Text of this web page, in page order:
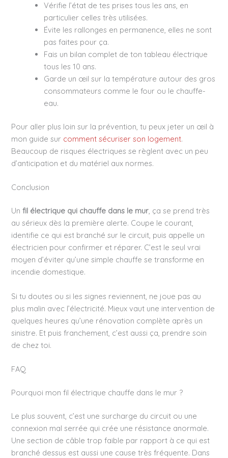
Vérifie l’état de tes prises tous les ans, en
particulier celles très utilisées.
Évite les rallonges en permanence, elles ne sont
pas faites pour ça.
Fais un bilan complet de ton tableau électrique
tous les 10 ans.
Garde un œil sur la température autour des gros
consommateurs comme le four ou le chauffe-
eau.
Pour aller plus loin sur la prévention, tu peux jeter un œil à
mon guide sur comment sécuriser son logement.
Beaucoup de risques électriques se règlent avec un peu
d’anticipation et du matériel aux normes.
Conclusion
Unfil électrique qui chauffe dans le mur, ça se prend très
au sérieux dès la première alerte. Coupe le courant,
identifie ce qui est branché sur le circuit, puis appelle un
électricien pour confirmer et réparer. C’est le seul vrai
moyen d’éviter qu’une simple chauffe se transforme en
incendie domestique.
Si tu doutes ou si les signes reviennent, ne joue pas au
plus malin avec l’électricité. Mieux vaut une intervention de
quelques heures qu’une rénovation complète après un
sinistre. Et puis franchement, c’est aussi ça, prendre soin
de chez toi.
FAQ
Pourquoi mon fil électrique chauffe dans le mur ?
Le plus souvent, c’est une surcharge du circuit ou une
connexion mal serrée qui crée une résistance anormale.
Une section de câble trop faible par rapport à ce qui est
branché dessus est aussi une cause très fréquente. Dans